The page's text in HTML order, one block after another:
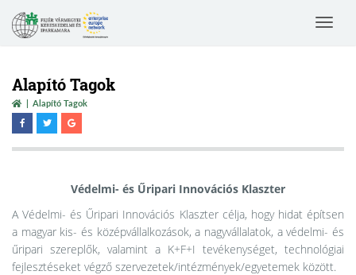
Toggle
Alapító Tagok
Alapító Tagok
Védelmi- és Űripari Innovációs Klaszter
A Védelmi- és Űripari Innovációs Klaszter célja, hogy hidat építsen
a magyar kis- és középvállalkozások, a nagyvállalatok, a védelmi- és
űripari szereplők, valamint a K+F+I tevékenységet, technológiai
fejlesztéseket végző szervezetek/intézmények/egyetemek között.